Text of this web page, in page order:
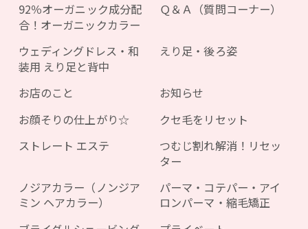
92％オーガニック成分配
合！オーガニックカラー
Ｑ＆Ａ（質問コーナー）
ウェディングドレス・和
装用 えり足と背中
えり足・後ろ姿
お店のこと
お知らせ
お顔そりの仕上がり☆
クセ毛をリセット
ストレート エステ
つむじ割れ解消！リセッ
ター
ノジアカラー（ノンジア
ミン ヘアカラー）
パーマ・コテパー・アイ
ロンパーマ・縮毛矯正